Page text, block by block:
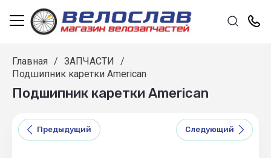
Главная / ЗАПЧАСТИ /
Подшипник каретки American
Подшипник каретки American
Предыдущий Следующий